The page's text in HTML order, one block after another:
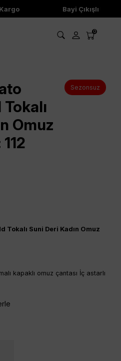
Bayi Çıkışlı Ürünler
0
Omuz
Sezonsuz
Tokalı Suni Deri Kadın Omuz
kapaklı omuz çantası İç astarlı